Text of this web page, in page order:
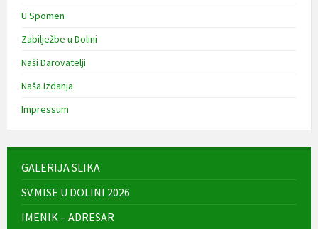
U Spomen
Zabilježbe u Dolini
Naši Darovatelji
Naša Izdanja
Impressum
GALERIJA SLIKA
SV.MISE U DOLINI 2026
IMENIK – ADRESAR